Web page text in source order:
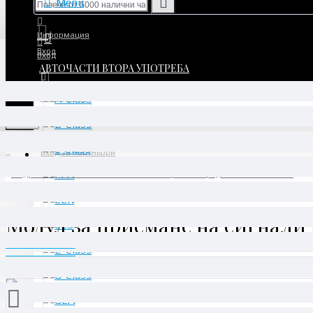
Информация
Вход за партньори
Вход
АВТОЧАСТИ ВТОРА УПОТРЕБА
Вход
Модул за приемане на